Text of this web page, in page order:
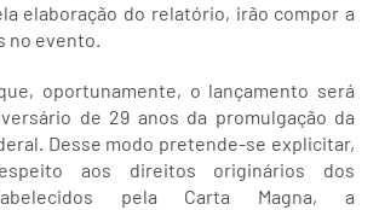
elaboração do relatório, irão compor a
no evento.
oportunamente, o lançamento será
de 29 anos da promulgação da
Desse modo pretende-se explicitar,
aos direitos originários dos
pela Carta Magna, a